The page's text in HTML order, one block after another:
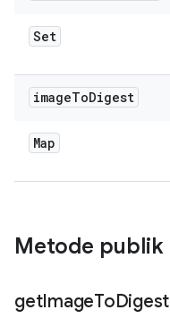
Set
imageToDigest
Map
Metode publik
getImageToDigest